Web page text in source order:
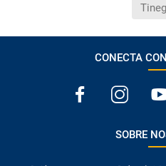
CONECTA
SOBRE